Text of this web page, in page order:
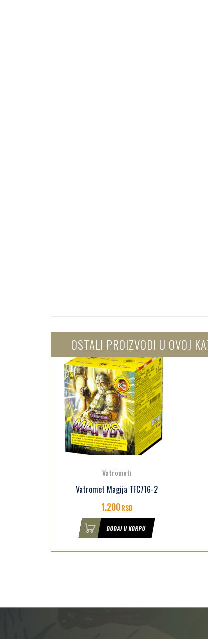
OSTALI PROIZVODI U OVOJ
Vatrometi
Vatromet Magija TFC716-2
1.200RSD
DODAJ U KORPU